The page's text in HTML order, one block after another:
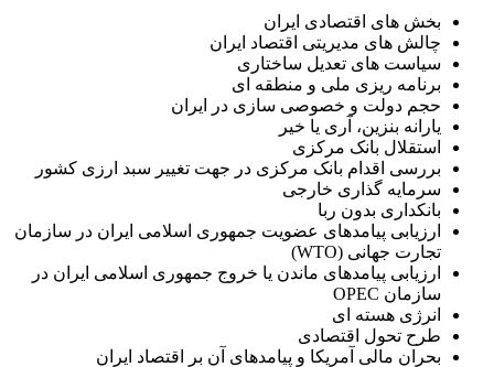
بخش های اقتصادی ایران
چالش های مدیریتی اقتصاد ایران
سیاست های تعدیل ساختاری
برنامه ریزی ملی و منطقه ای
حجم دولت و خصوصی سازی در ایران
یارانه بنزین، آری یا خیر
استقلال بانک مرکزی
بررسی اقدام بانک مرکزی در جهت تغییر سبد ارزی کشور
سرمایه گذاری خارجی
بانکداری بدون ربا
ارزیابی پیامدهای عضویت جمهوری اسلامی ایران در سازمان
تجارت جهانی (WTO)
ارزیابی پیامدهای ماندن یا خروج جمهوری اسلامی ایران در
سازمان OPEC
انرژی هسته ای
طرح تحول اقتصادی
بحران مالی آمریکا و پیامدهای آن بر اقتصاد ایران